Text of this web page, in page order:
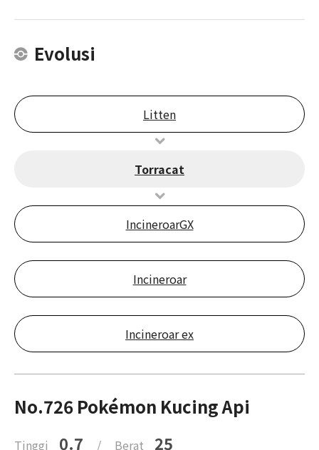
Evolusi
Litten
Torracat
IncineroarGX
Incineroar
Incineroar ex
No.726 Pokémon Kucing Api
Tinggi 0.7 / Berat 25